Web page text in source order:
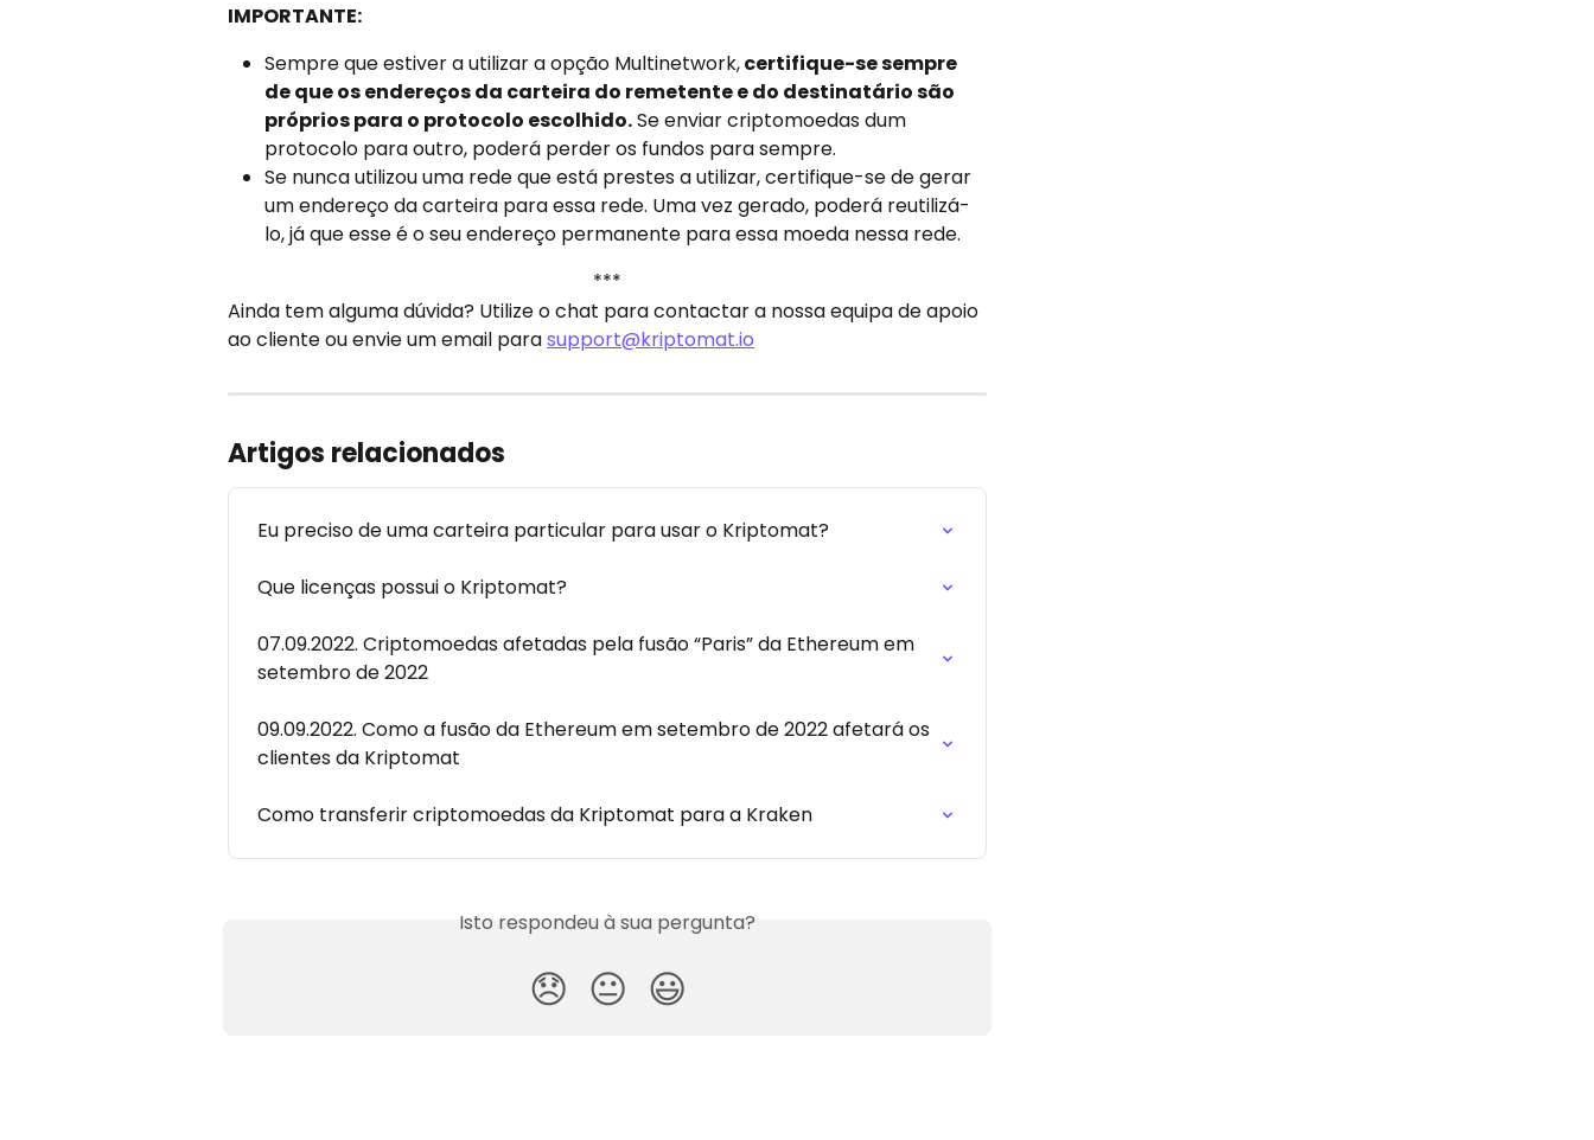
IMPORTANTE:
Sempre que estiver a utilizar a opção Multinetwork, certifique-se sempre
de que os endereços da carteira do remetente e do destinatário são
próprios para o protocolo escolhido. Se enviar criptomoedas dum
protocolo para outro, poderá perder os fundos para sempre.
Se nunca utilizou uma rede que está prestes a utilizar, certifique-se de gerar
um endereço da carteira para essa rede. Uma vez gerado, poderá reutilizá-
lo, já que esse é o seu endereço permanente para essa moeda nessa rede.
***
Ainda tem alguma dúvida? Utilize o chat para contactar a nossa equipa de apoio
ao cliente ou envie um email para support@kriptomat.io
Artigos relacionados
Eu preciso de uma carteira particular para usar o Kriptomat?
Que licenças possui o Kriptomat?
07.09.2022. Criptomoedas afetadas pela fusão “Paris” da Ethereum em
setembro de 2022
09.09.2022. Como a fusão da Ethereum em setembro de 2022 afetará os
clientes da Kriptomat
Como transferir criptomoedas da Kriptomat para a Kraken
Isto respondeu à sua pergunta?
😞 😐 😃